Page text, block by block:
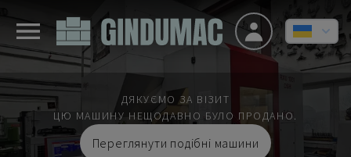
ДЯКУЄМО ЗА ВІЗИТ
ЦЮ МАШИНУ НЕЩОДАВНО БУЛО ПРОДАНО.
Переглянути подібні машини